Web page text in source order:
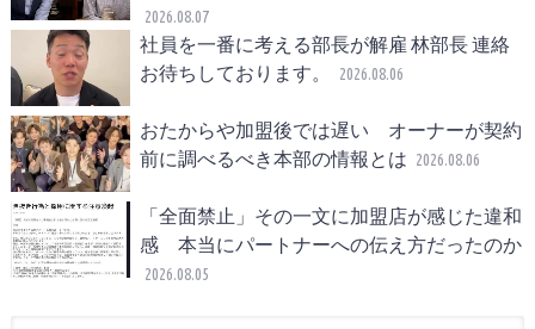
2026.08.07
社員を一番に考える部長が解雇 林部長 連絡
お待ちしております。
2026.08.06
おたからや加盟後では遅い オーナーが契約
前に調べるべき本部の情報とは 2026.08.06
「全面禁止」その一文に加盟店が感じた違和
感 本当にパートナーへの伝え方だったのか
2026.08.05